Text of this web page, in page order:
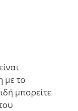
με το
μπορείτε